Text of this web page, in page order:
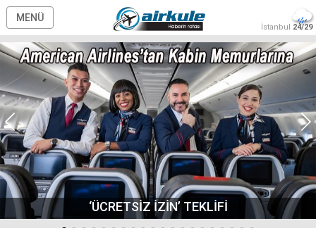
MENÜ
İstanbul 24/29
‘ÜCRETSİZ İZİN’ TEKLİFİ